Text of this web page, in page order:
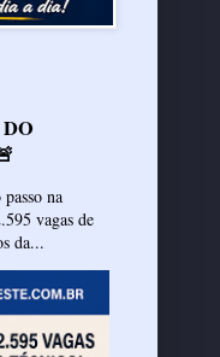
na
vagas de
da...